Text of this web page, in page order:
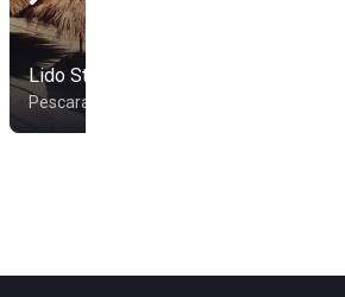
Lido Stella D'Oro
Pescara